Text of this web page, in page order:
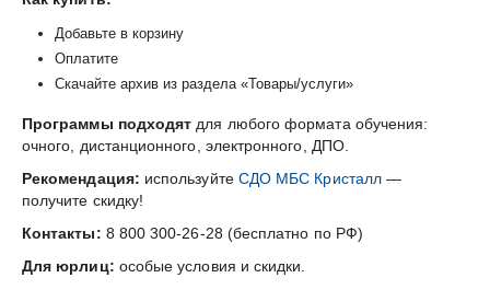
Добавьте в корзину
Оплатите
Скачайте архив из раздела «Товары/услуги»
Программы подходят для любого формата обучения:
очного, дистанционного, электронного, ДПО.
Рекомендация: используйте СДО МБС Кристалл—
получите скидку!
Контакты: 8 800 300-26-28 (бесплатно по РФ)
Для юрлиц: особые условия и скидки.